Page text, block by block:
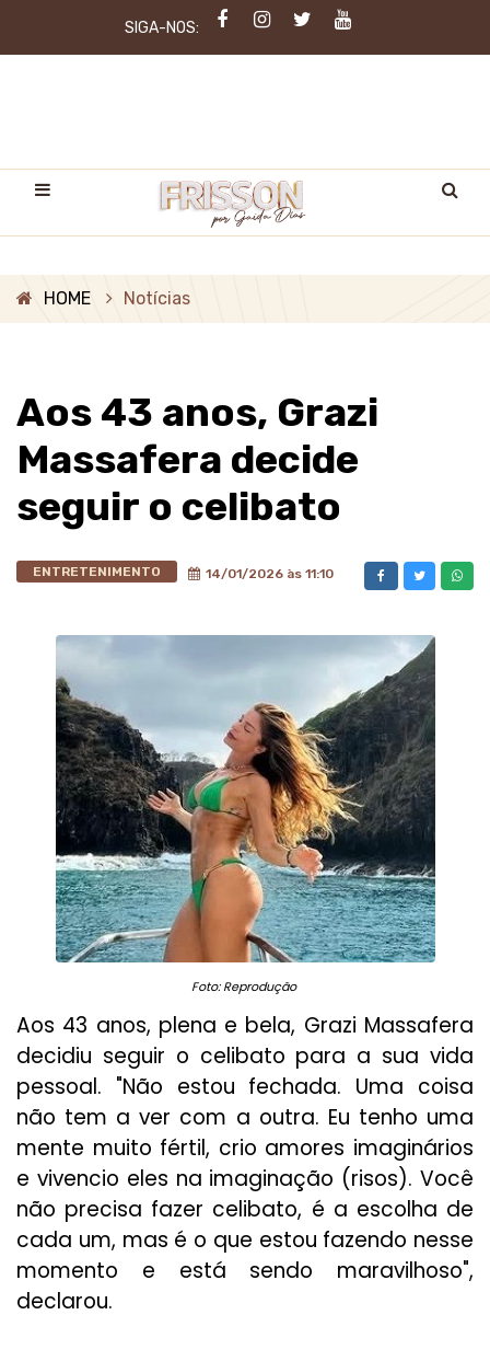
SIGA-NOS:
HOME Notícias
Aos 43 anos, Grazi
Massafera decide
seguir o celibato
ENTRETENIMENTO 14/01/2026 às 11:10
Foto: Reprodução
Aos 43 anos, plena e bela, Grazi Massafera
decidiu seguir o celibato para a sua vida
pessoal. "Não estou fechada. Uma coisa
não tem a ver com a outra. Eu tenho uma
mente muito fértil, crio amores imaginários
e vivencio eles na imaginação (risos). Você
não precisa fazer celibato, é a escolha de
cada um, mas é o que estou fazendo nesse
momento e está sendo maravilhoso",
declarou.